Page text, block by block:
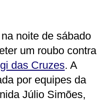
noite de sábado
um roubo contra
das Cruzes. A
por equipes da
Júlio Simões,